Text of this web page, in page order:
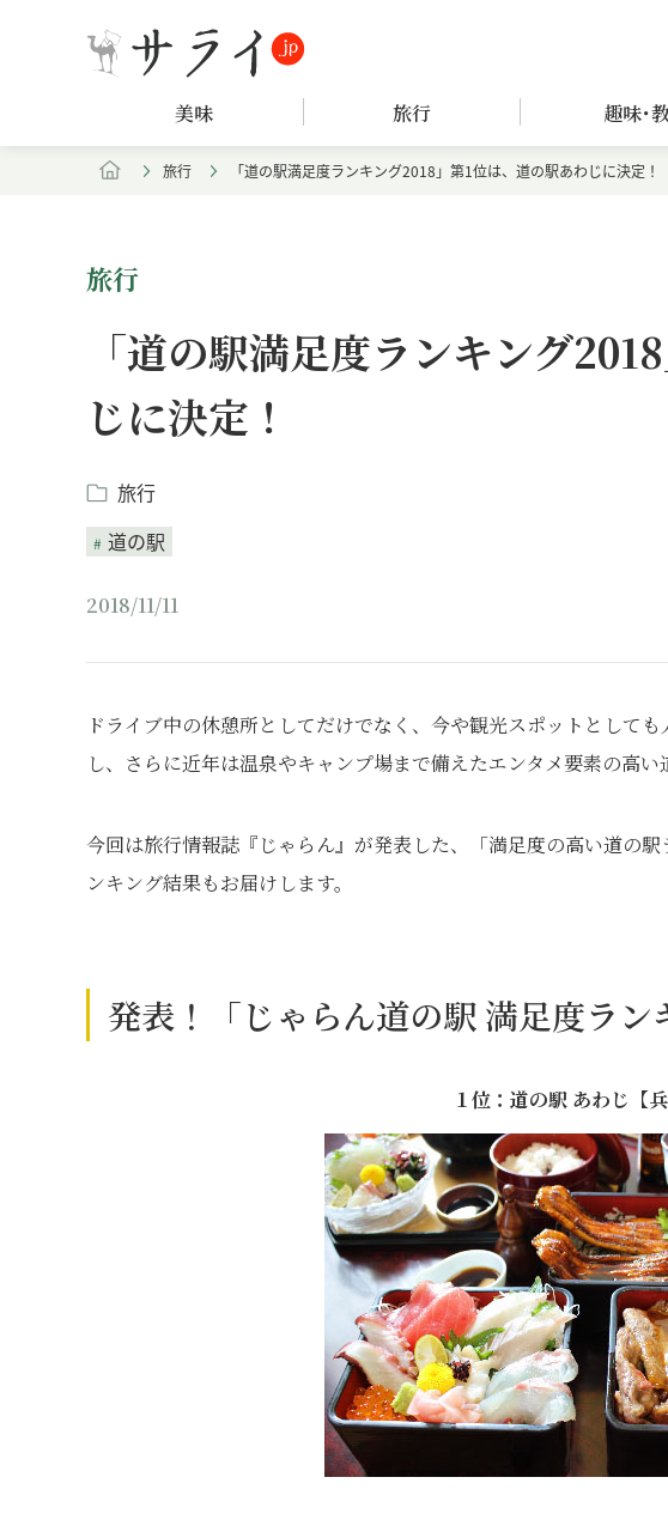
美味 旅行 趣味･
旅行 「道の駅満足度ランキング2018」第1位は、道の駅あわじに決定！
旅行
「道の駅満足度ランキング
じに決定！
旅行
道の駅
2018/11/11
ドライブ中の休憩所としてだけでなく、今や観光スポットとして
し、さらに近年は温泉やキャンプ場まで備えたエンタメ要素の高い
今回は旅行情報誌『じゃらん』が発表した、「満足度の高い道の
ンキング結果もお届けします。
発表！「じゃらん道の駅 満足度ラン
１位：道の駅 あわじ【兵